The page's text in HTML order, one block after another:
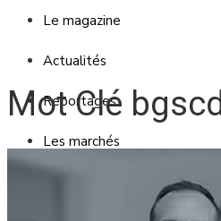
Le magazine
Actualités
Reportages
Les marchés
Mot Clé bgscd